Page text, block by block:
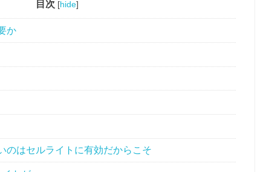
目次 [hide]
か
はセルライトに有効だからこそ